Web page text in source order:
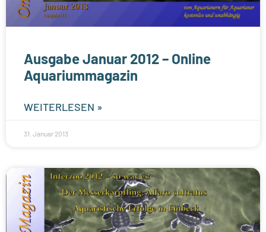
Ausgabe Januar 2012 – Online
Aquariummagazin
WEITERLESEN »
31. Januar 2013